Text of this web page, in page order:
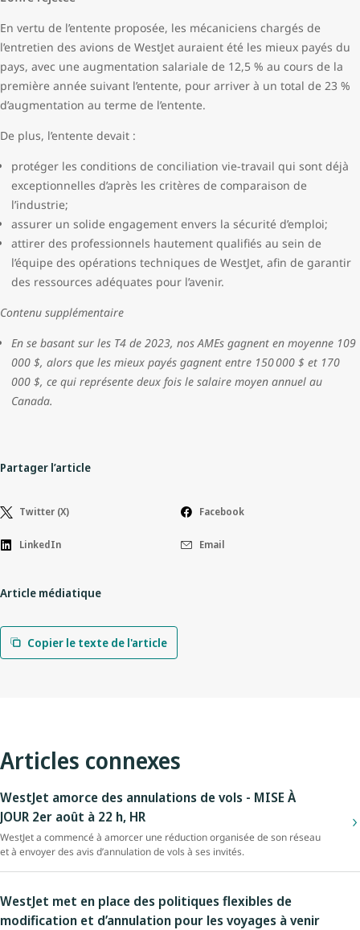
En vertu de l’entente proposée, les mécaniciens chargés de
l’entretien des avions de WestJet auraient été les mieux payés du
pays, avec une augmentation salariale de 12,5 % au cours de la
première année suivant l’entente, pour arriver à un total de 23 %
d’augmentation au terme de l’entente.
De plus, l’entente devait :
protéger les conditions de conciliation vie-travail qui sont déjà
exceptionnelles d’après les critères de comparaison de
l’industrie;
assurer un solide engagement envers la sécurité d’emploi;
attirer des professionnels hautement qualifiés au sein de
l’équipe des opérations techniques de WestJet, afin de garantir
des ressources adéquates pour l’avenir.
Contenu supplémentaire
En se basant sur les T4 de 2023, nos AMEs gagnent en moyenne 109
000 $, alors que les mieux payés gagnent entre 150 000 $ et 170
000 $, ce qui représente deux fois le salaire moyen annuel au
Canada.
Partager l’article
Twitter (X) Facebook
LinkedIn Email
Article médiatique
Copier le texte de l'article
Articles connexes
WestJet amorce des annulations de vols - MISE À
JOUR 2er août à 22 h, HR
WestJet a commencé à amorcer une réduction organisée de son réseau
et à envoyer des avis d’annulation de vols à ses invités.
WestJet met en place des politiques flexibles de
modification et d’annulation pour les voyages à venir